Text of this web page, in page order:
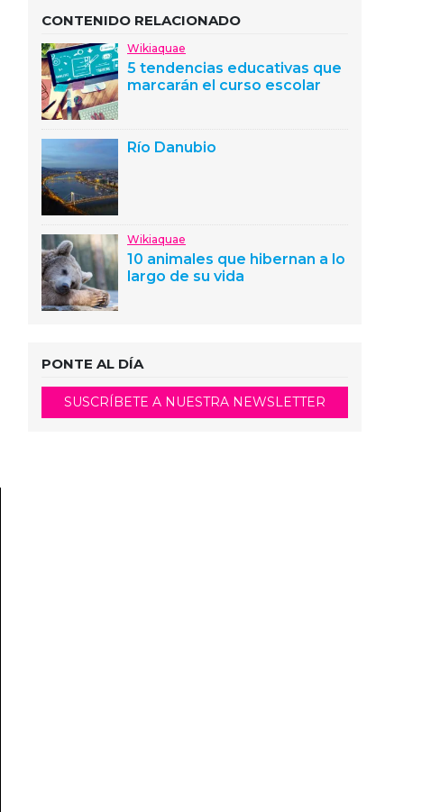
CONTENIDO RELACIONADO
Wikiaquae
5 tendencias educativas que
marcarán el curso escolar
Río Danubio
Wikiaquae
10 animales que hibernan a lo
largo de su vida
PONTE AL DÍA
SUSCRÍBETE A NUESTRA NEWSLETTER